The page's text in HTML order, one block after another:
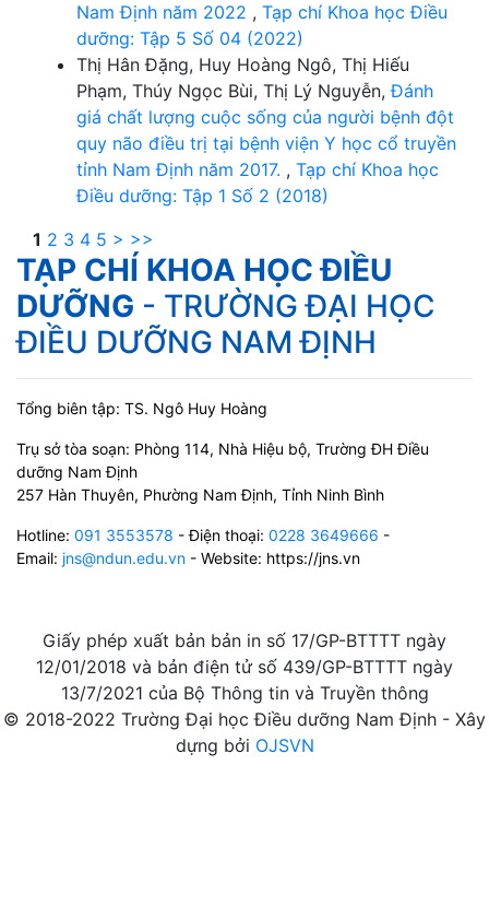
Nam Định năm 2022 , Tạp chí Khoa học Điều
dưỡng: Tập 5 Số 04 (2022)
Thị Hân Đặng, Huy Hoàng Ngô, Thị Hiếu
Phạm, Thúy Ngọc Bùi, Thị Lý Nguyễn,Đánh
giá chất lượng cuộc sống của người bệnh đột
quy não điều trị tại bệnh viện Y học cổ truyền
tỉnh Nam Định năm 2017. , Tạp chí Khoa học
Điều dưỡng: Tập 1 Số 2 (2018)
1 2 3 4 5 > >>
TẠP CHÍ KHOA HỌC ĐIỀU
DƯỠNG - TRƯỜNG ĐẠI HỌC
ĐIỀU DƯỠNG NAM ĐỊNH
Tổng biên tập: TS. Ngô Huy Hoàng
Trụ sở tòa soạn: Phòng 114, Nhà Hiệu bộ, Trường ĐH Điều
dưỡng Nam Định
257 Hàn Thuyên, Phường Nam Định, Tỉnh Ninh Bình
Hotline: 091 3553578 - Điện thoại: 0228 3649666 -
Email: jns@ndun.edu.vn - Website: https://jns.vn
Giấy phép xuất bản bản in số 17/GP-BTTTT ngày
12/01/2018 và bản điện tử số 439/GP-BTTTT ngày
13/7/2021 của Bộ Thông tin và Truyền thông
© 2018-2022 Trường Đại học Điều dưỡng Nam Định - Xây
dựng bởi OJSVN